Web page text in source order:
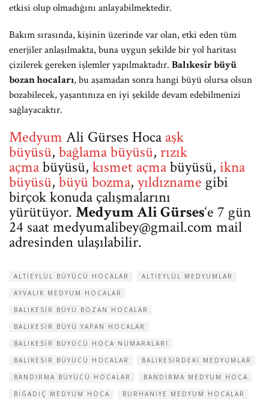
etkisi olup olmadığını anlayabilmektedir.
Bakım sırasında, kişinin üzerinde var olan, etki eden tüm
enerjiler anlaşılmakta, buna uygun şekilde bir yol haritası
çizilerek gereken işlemler yapılmaktadır. Balıkesir büyü
bozan hocaları, bu aşamadan sonra hangi büyü olursa olsun
bozabilecek, yaşantınıza en iyi şekilde devam edebilmenizi
sağlayacaktır.
Medyum Ali Gürses Hoca aşk
büyüsü, bağlama büyüsü, rızık
açmabüyüsü, kısmet açmabüyüsü, ikna
büyüsü, büyü bozma, yıldızname gibi
birçok konuda çalışmalarını
yürütüyor. Medyum Ali Gürses‘e 7 gün
24 saatmedyumalibey@gmail.com mail
adresinden ulaşılabilir.
ALTIEYLÜL BÜYÜCÜ HOCALAR
ALTIEYLÜL MEDYUMLAR
AYVALIK MEDYUM HOCALAR
BALIKESIR BÜYÜ BOZAN HOCALAR
BALIKESIR BÜYÜ YAPAN HOCALAR
BALIKESIR BÜYÜCÜ HOCA NUMARALARI
BALIKESIR BÜYÜCÜ HOCALAR
BALIKESIRDEKI MEDYUMLAR
BANDIRMA BÜYÜCÜ HOCALAR
BANDIRMA MEDYUM HOCA
BIGADIÇ MEDYUM HOCA
BURHANIYE MEDYUM HOCALAR